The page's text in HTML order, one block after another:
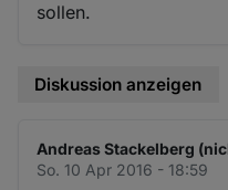
sollen.
Diskussion anzeigen
Andreas Stackelberg
So. 10 Apr 2016 - 18:59